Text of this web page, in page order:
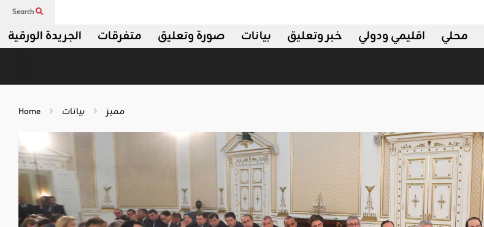
Search
الجريدة الورقية متفرقات صورة وتعليق بيانات خبر وتعليق اقليمي ودولي محلي
Home مميز بيانات